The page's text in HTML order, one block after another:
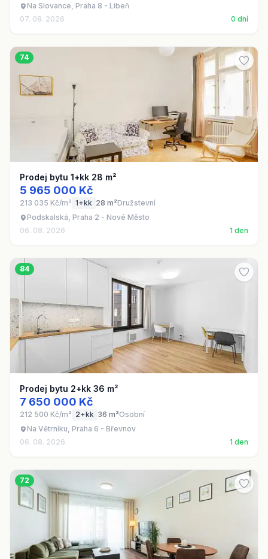
Na Slovance, Praha 8 - Libeň
07. 08. 2026
0 dní
74
Prodej bytu 1+kk 28 m²
5 965 000 Kč
213 035 Kč/m² 1+kk 28 m²Družstevní
Podskalská, Praha 2 - Nové Město
06. 08. 2026
1 den
84
Prodej bytu 2+kk 36 m²
7 650 000 Kč
212 500 Kč/m² 2+kk 36 m²Osobní
Na Větrníku, Praha 6 - Břevnov
06. 08. 2026
1 den
72